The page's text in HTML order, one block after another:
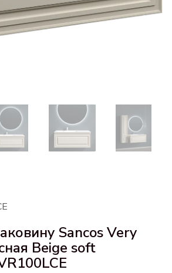
Sancos Very
Beige soft